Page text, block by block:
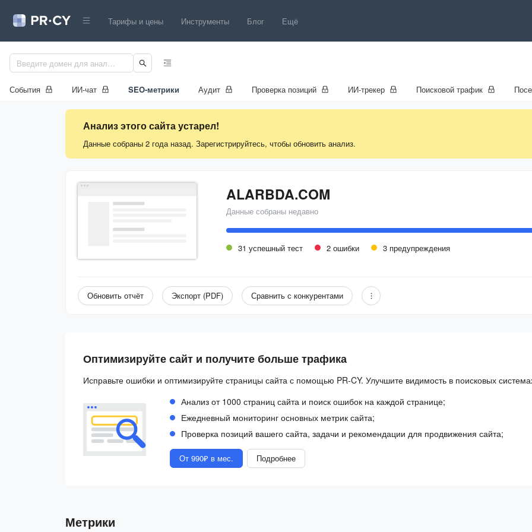
Тарифы и цены Инструменты Блог Ещё
События ИИ-чат SEO-метрики Аудит Проверка позиций ИИ-трекер Поисковой трафик
Анализ этого сайта устарел!
Данные собраны 2 года назад. Зарегистрируйтесь, чтобы обновить анализ.
ALARBDA.COM
Данные собраны недавно
31 успешный тест 2 ошибки 3 предупреждения
Обновить отчёт Экспорт (PDF) Сравнить с конкурентами
Оптимизируйте сайт и получите больше трафика
Исправьте ошибки и оптимизируйте страницы сайта с помощью PR-CY. Улучшите видимость в поисковых
Анализ от 1000 страниц сайта и поиск ошибок на каждой странице;
Ежедневный мониторинг основных метрик сайта;
Проверка позиций вашего сайта, задачи и рекомендации для продвижения сайта;
От 990₽ в мес. Подробнее
Метрики